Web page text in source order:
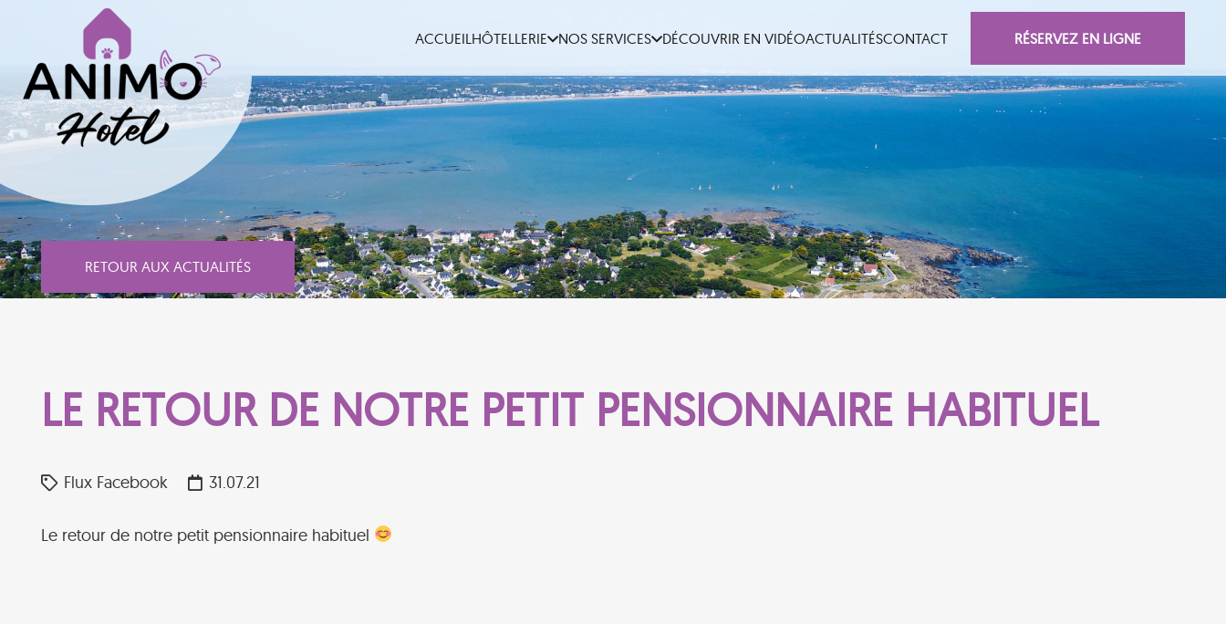
ACCUEILHÔTELLERIE NOS SERVICES DÉCOUVRIR EN VIDÉOACTUALITÉSCONTACT RÉSERVEZ EN LIGNE
RETOUR AUX ACTUALITÉS
LE RETOUR DE NOTRE PETIT PENSIONNAIRE HABITUEL
Flux Facebook 31.07.21
Le retour de notre petit pensionnaire habituel